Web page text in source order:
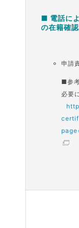
■ 電話に
の在籍確
申請
■参
必要